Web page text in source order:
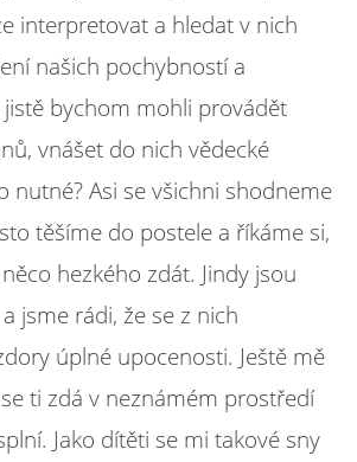
interpretovat a hledat v nich
našich pochybností a
bychom mohli provádět
vnášet do nich vědecké
nutné? Asi se všichni shodneme
těšíme do postele a říkáme si,
hezkého zdát. Jindy jsou
jsme rádi, že se z nich
úplné upocenosti. Ještě mě
ti zdá v neznámém prostředí
Jako dítěti se mi takové sny